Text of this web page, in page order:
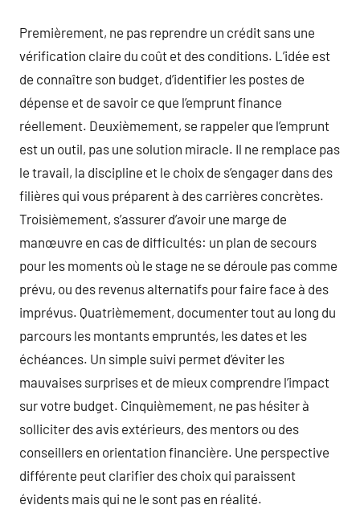
Premièrement, ne pas reprendre un crédit sans une
vérification claire du coût et des conditions. L’idée est
de connaître son budget, d’identifier les postes de
dépense et de savoir ce que l’emprunt finance
réellement. Deuxièmement, se rappeler que l’emprunt
est un outil, pas une solution miracle. Il ne remplace pas
le travail, la discipline et le choix de s’engager dans des
filières qui vous préparent à des carrières concrètes.
Troisièmement, s’assurer d’avoir une marge de
manœuvre en cas de difficultés: un plan de secours
pour les moments où le stage ne se déroule pas comme
prévu, ou des revenus alternatifs pour faire face à des
imprévus. Quatrièmement, documenter tout au long du
parcours les montants empruntés, les dates et les
échéances. Un simple suivi permet d’éviter les
mauvaises surprises et de mieux comprendre l’impact
sur votre budget. Cinquièmement, ne pas hésiter à
solliciter des avis extérieurs, des mentors ou des
conseillers en orientation financière. Une perspective
différente peut clarifier des choix qui paraissent
évidents mais qui ne le sont pas en réalité.